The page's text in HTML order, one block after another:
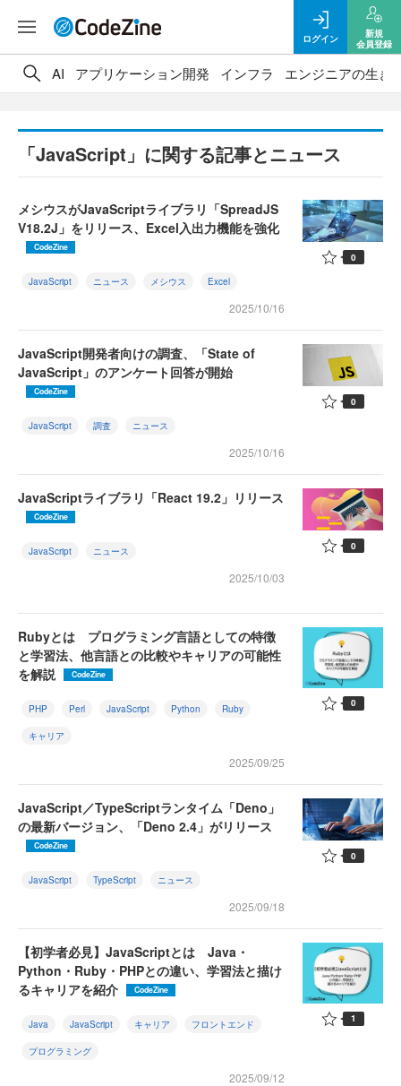
ログイン
新規
会員登録
AI アプリケーション開発 インフラ エンジニアの生き
「JavaScript」に関する記事とニュース
メシウスがJavaScriptライブラリ「SpreadJS
V18.2J」をリリース、Excel入出力機能を強化
CodeZine
JavaScript ニュース メシウス Excel
2025/10/16
0
JavaScript開発者向けの調査、「State of
JavaScript」のアンケート回答が開始
CodeZine
JavaScript 調査 ニュース
2025/10/16
0
JavaScriptライブラリ「React 19.2」リリース
CodeZine
JavaScript ニュース
2025/10/03
0
Rubyとは プログラミング言語としての特徴
と学習法、他言語との比較やキャリアの可能性
を解説
CodeZine
PHP Perl JavaScript Python Ruby
キャリア
2025/09/25
0
JavaScript／TypeScriptランタイム「Deno」
の最新バージョン、「Deno 2.4」がリリース
CodeZine
JavaScript TypeScript ニュース
2025/09/18
0
【初学者必見】JavaScriptとは Java・
Python・Ruby・PHPとの違い、学習法と描け
るキャリアを紹介
CodeZine
Java JavaScript キャリア フロントエンド
プログラミング
2025/09/12
1